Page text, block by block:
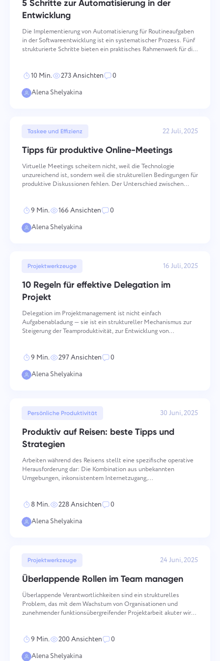
ไทย
5 Schritte zur Automatisierung in der
Entwicklung
Die Implementierung von Automatisierung für Routineaufgaben
in der Softwareentwicklung ist ein systematischer Prozess. Fünf
strukturierte Schritte bieten ein praktisches Rahmenwerk für die
10 Min. 273 Ansichten
0
Alena Shelyakina
Taskee und Effizienz 22 Juli, 2025
Tipps für produktive Online-Meetings
Virtuelle Meetings scheitern nicht, weil die Technologie
unzureichend ist, sondern weil die strukturellen Bedingungen für
produktive Diskussionen fehlen. Der Unterschied zwischen
9 Min. 166 Ansichten
0
Alena Shelyakina
Projektwerkzeuge 16 Juli, 2025
10 Regeln für effektive Delegation im
Projekt
Delegation im Projektmanagement ist nicht einfach
Aufgabenabladung — sie ist ein struktureller Mechanismus zur
Steigerung der Teamproduktivität, zur Entwicklung von
9 Min. 297 Ansichten
0
Alena Shelyakina
Persönliche Produktivität 30 Juni, 2025
Produktiv auf Reisen: beste Tipps und
Strategien
Arbeiten während des Reisens stellt eine spezifische operative
Herausforderung dar: Die Kombination aus unbekannten
Umgebungen, inkonsistentem Internetzugang,
funktioniert, un
8 Min. 228 Ansichten
0
Alena Shelyakina
Projektwerkzeuge 24 Juni, 2025
Überlappende Rollen im Team managen
Überlappende Verantwortlichkeiten sind ein strukturelles
Problem, das mit dem Wachstum von Organisationen und
zunehmender funktionsübergreifender Projektarbeit akuter wird.
9 Min. 200 Ansichten
0
Alena Shelyakina
Geben Sie eine Beschreibung des Problems
Name
Telefonische Nummer
Email
Bitte beschreiben Sie das Problem, auf das Sie
Informationen und fügen Sie alle relevanten
Dateien bei. Ihre aktive Beteiligung hilft uns, die
Benutzererfahrung zu verbessern und einen
besseren Service für alle zu gewährleisten.
Your message has been sent
sind
Schlagen Sie Ihre Funktion vor
Unternehmensverwaltung
weisen Sie Rollen zu, um die Teamarbeit zu optimieren.